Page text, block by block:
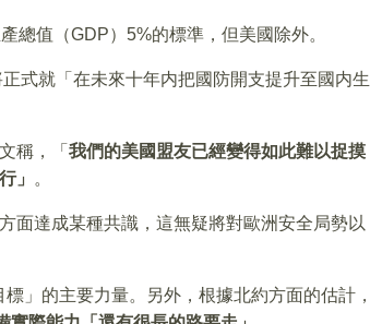
總值（GDP）5%的標準，但美國除外。
式就「在未來十年内把國防開支提升至國内生
稱，「 我們的美國盟友已經變得如此難以捉摸
」
。
面達成某種共識，這無疑將對歐洲安全局勢以
」的主要力量。另外，根據北約方面的估計，